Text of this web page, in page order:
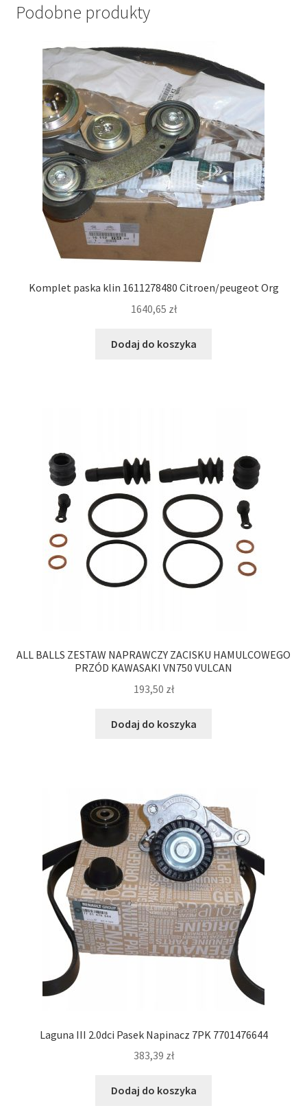
Podobne produkty
Komplet paska klin 1611278480 Citroen/peugeot Org
1640,65 zł
Dodaj do koszyka
ALL BALLS ZESTAW NAPRAWCZY ZACISKU HAMULCOWEGO
PRZÓD KAWASAKI VN750 VULCAN
193,50 zł
Dodaj do koszyka
Laguna III 2.0dci Pasek Napinacz 7PK 7701476644
383,39 zł
Dodaj do koszyka